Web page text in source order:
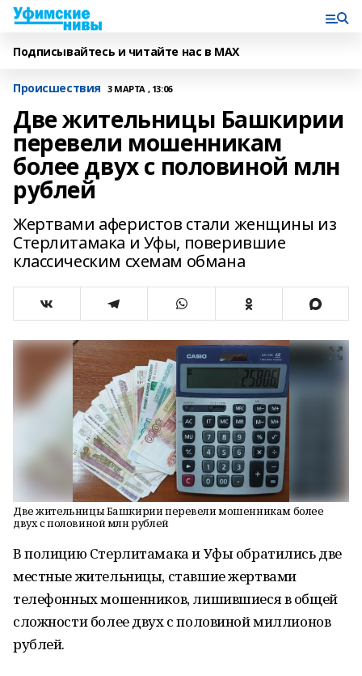
Подписывайтесь и читайте нас в MAX
Происшествия 3 МАРТА , 13:06
Две жительницы Башкирии
перевели мошенникам
более двух с половиной млн
рублей
Жертвами аферистов стали женщины из
Стерлитамака и Уфы, поверившие
классическим схемам обмана
Две жительницы Башкирии перевели мошенникам более
двух с половиной млн рублей
В полицию Стерлитамака и Уфы обратились две
местные жительницы, ставшие жертвами
телефонных мошенников, лишившиеся в общей
сложности более двух с половиной миллионов
рублей.